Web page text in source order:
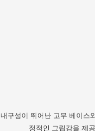
내구성이 뛰어난 고무 베이스
정적인 그립감을 제